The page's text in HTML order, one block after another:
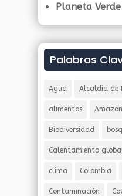
Planeta Verde
Palabras
Agua Alcaldia de
alimentos
Biodiversidad
Calentamiento
clima Colombia
Contaminación